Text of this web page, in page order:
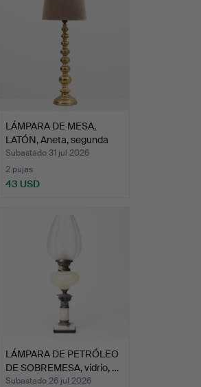
LÁMPARA DE MESA,
LATÓN, Aneta, segunda
mit…
Subastado 31 jul 2026
2 pujas
43 USD
LÁMPARA DE PETRÓLEO
DE SOBREMESA, vidrio, …
Subastado 26 jul 2026